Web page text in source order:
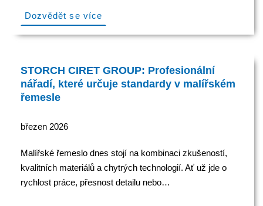
Dozvědět se více
STORCH CIRET GROUP: Profesionální
nářadí, které určuje standardy v malířském
řemesle
březen 2026
Malířské řemeslo dnes stojí na kombinaci zkušeností,
kvalitních materiálů a chytrých technologií. Ať už jde o
rychlost práce, přesnost detailu nebo…